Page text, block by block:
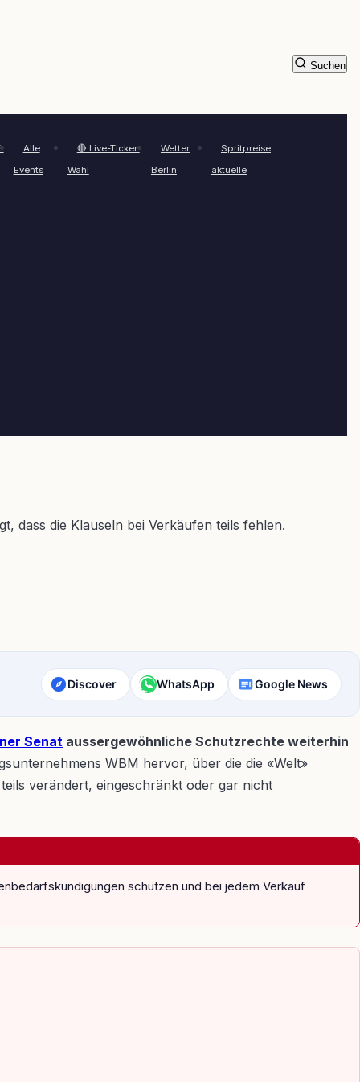
Alle
Events
🔴 Live-Ticker:
Wahl
Wetter
Berlin
Spritpreise
aktuelle
Suchen
dass die Klauseln bei Verkäufen teils fehlen.
Discover WhatsApp Google News
Senat aussergewöhnliche Schutzrechte weiterhin
WBM hervor, über die die «Welt»
verändert, eingeschränkt oder gar nicht
schützen und bei jedem Verkauf